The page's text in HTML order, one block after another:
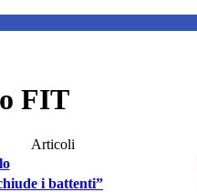
FIT
Articoli
i battenti”